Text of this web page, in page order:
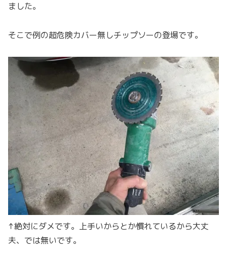
ました。
そこで例の超危険カバー無しチップソーの登場です。
↑絶対にダメです。上手いからとか慣れているから大丈
夫、では無いです。